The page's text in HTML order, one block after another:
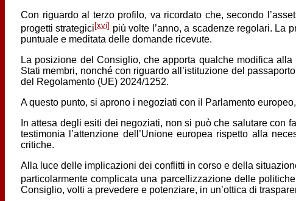
Con riguardo al terzo profilo, va ricordato che, secondo
progetti strategici [xvi] più volte l’anno, a scadenze regolari. La
puntuale e meditata delle domande ricevute.
La posizione del Consiglio, che apporta qualche modifica
Stati membri, nonché con riguardo all’istituzione del
del Regolamento (UE) 2024/1252.
A questo punto, si aprono i negoziati con il Parlamento
In attesa degli esiti dei negoziati, non si può che salutare con
testimonia l’attenzione dell’Unione europea rispetto alla
critiche.
Alla luce delle implicazioni dei conflitti in corso e della
particolarmente complicata una parcellizzazione delle
Consiglio, volti a prevedere e potenziare, in un’ottica di